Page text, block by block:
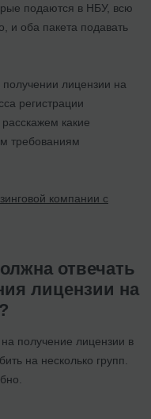
подаются в НБУ, всю
и оба пакета подавать
лицензии на
регистрации
какие
требованиям
компании с
отвечать
лицензии на
получение лицензии в
на несколько групп.